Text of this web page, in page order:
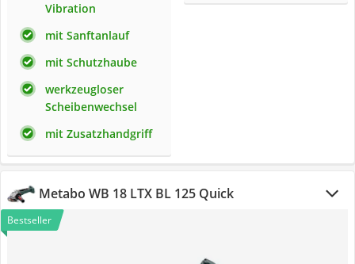
Vibration
mit Sanftanlauf
mit Schutzhaube
werkzeugloser
Scheibenwechsel
mit Zusatzhandgriff
Metabo WB 18 LTX BL 125 Quick
Bestseller